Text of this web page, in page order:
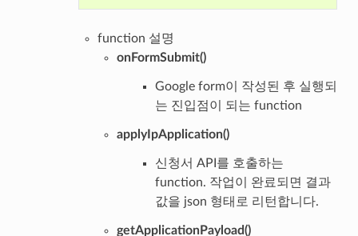
function 설명
onFormSubmit()
Google form이 작성된 후 실행되
는 진입점이 되는 function
applyIpApplication()
신청서 API를 호출하는
function. 작업이 완료되면 결과
값을 json 형태로 리턴합니다.
getApplicationPayload()